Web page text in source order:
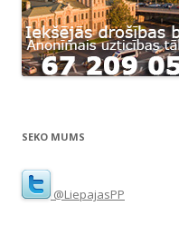
SEKO MUMS
@LiepajasPP